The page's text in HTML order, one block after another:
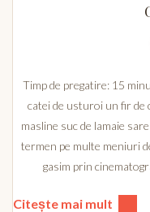
Timp de pregatire: 15
catei de usturoi un fir de
masline suc de lamaie
termen pe multe meniuri
gasim prin
Citește mai mult